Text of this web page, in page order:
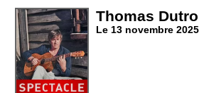
Thomas
Le 13 novembre 2025